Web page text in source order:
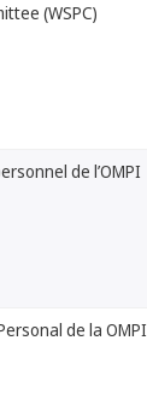
(WSPC)
de l’OMPI
de la OMPI